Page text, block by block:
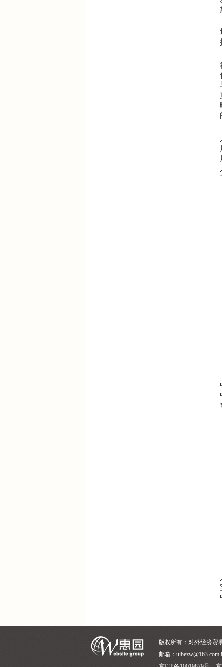
版权所有：对外经济贸
邮箱：uibezw@163.com